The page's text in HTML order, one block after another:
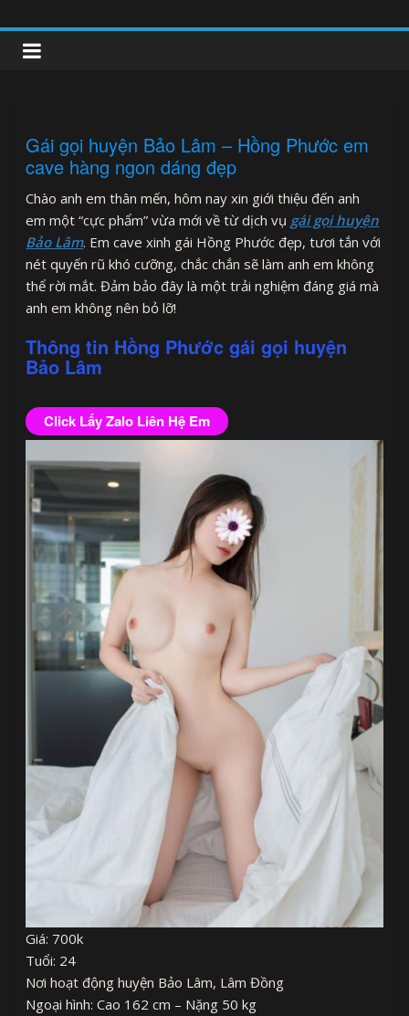
to
content
clipnonglive.com
Gái gọi huyện Bảo Lâm – Hồng Phước em
cave hàng ngon dáng đẹp
Chào anh em thân mến, hôm nay xin giới thiệu đến anh
em một “cực phẩm” vừa mới về từ dịch vụ gái gọi huyện
Bảo Lâm. Em cave xinh gái Hồng Phước đẹp, tươi tắn với
nét quyến rũ khó cưỡng, chắc chắn sẽ làm anh em không
thể rời mắt. Đảm bảo đây là một trải nghiệm đáng giá mà
anh em không nên bỏ lỡ!
Thông tin Hồng Phước gái gọi huyện
Bảo Lâm
Click Lấy Zalo Liên Hệ Em
Giá: 700k
Tuổi: 24
Nơi hoạt động huyện Bảo Lâm, Lâm Đồng
Ngoại hình: Cao 162 cm – Nặng 50 kg